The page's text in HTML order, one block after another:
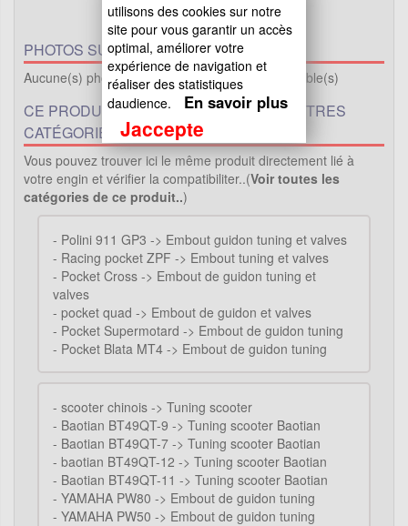
PHOTOS SUPPLÉMENTAIRES :
Aucune(s) photo(s) supplémentaire(s) de disponible(s)
CE PRODUIT EST PROPOSÉ DANS D'AUTRES
CATÉGORIES
Vous pouvez trouver ici le même produit directement lié à
votre engin et vérifier la compatibiliter..(Voir toutes les
catégories de ce produit..)
- Polini 911 GP3 -> Embout guidon tuning et valves
- Racing pocket ZPF -> Embout tuning et valves
- Pocket Cross -> Embout de guidon tuning et
valves
- pocket quad -> Embout de guidon et valves
- Pocket Supermotard -> Embout de guidon tuning
- Pocket Blata MT4 -> Embout de guidon tuning
- scooter chinois -> Tuning scooter
- Baotian BT49QT-9 -> Tuning scooter Baotian
- Baotian BT49QT-7 -> Tuning scooter Baotian
- baotian BT49QT-12 -> Tuning scooter Baotian
- Baotian BT49QT-11 -> Tuning scooter Baotian
- YAMAHA PW80 -> Embout de guidon tuning
- YAMAHA PW50 -> Embout de guidon tuning
utilisons des cookies sur notre
site pour vous garantir un accès
optimal, améliorer votre
expérience de navigation et
réaliser des statistiques
daudience.
En savoir plus
Jaccepte